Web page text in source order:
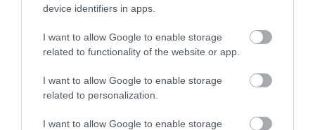
device identifiers in apps.
I want to allow Google to enable storage
related to functionality of the website or app.
I want to allow Google to enable storage
related to personalization.
I want to allow Google to enable storage